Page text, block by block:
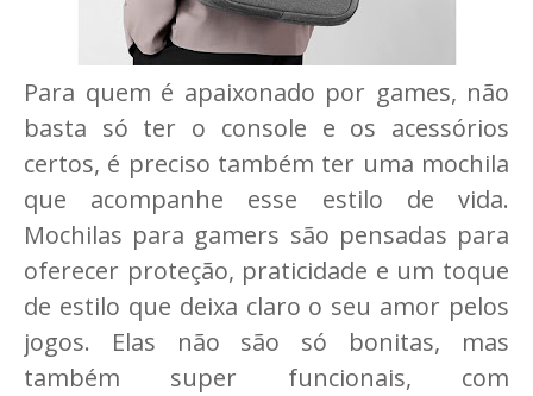
Para quem é apaixonado por games, não
basta só ter o console e os acessórios
certos, é preciso também ter uma mochila
que acompanhe esse estilo de vida.
Mochilas para gamers são pensadas para
oferecer proteção, praticidade e um toque
de estilo que deixa claro o seu amor pelos
jogos. Elas não são só bonitas, mas
também super funcionais, com